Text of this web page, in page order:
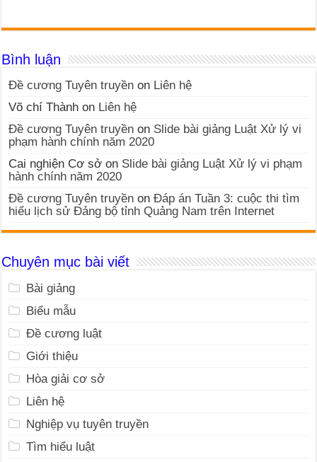
Bình luận
Đề cương Tuyên truyền on Liên hệ
Võ chí Thành on Liên hệ
Đề cương Tuyên truyền on Slide bài giảng Luật Xử lý vi
phạm hành chính năm 2020
Cai nghiện Cơ sở on Slide bài giảng Luật Xử lý vi phạm
hành chính năm 2020
Đề cương Tuyên truyền onĐáp án Tuần 3: cuộc thi tìm
hiểu lịch sử Đảng bộ tỉnh Quảng Nam trên Internet
Chuyên mục bài viết
Bài giảng
Biểu mẫu
Đề cương luật
Giới thiệu
Hòa giải cơ sở
Liên hệ
Nghiệp vụ tuyên truyền
Tìm hiểu luật